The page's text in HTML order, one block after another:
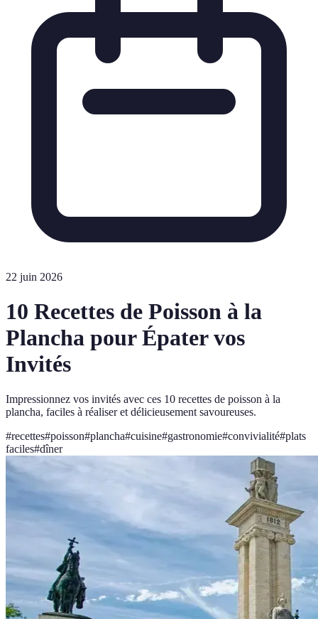
22 juin 2026
10 Recettes de Poisson à la
Plancha pour Épater vos
Invités
Impressionnez vos invités avec ces 10 recettes de poisson à la
plancha, faciles à réaliser et délicieusement savoureuses.
#recettes#poisson#plancha#cuisine#gastronomie#convivialité#plats
faciles#dîner